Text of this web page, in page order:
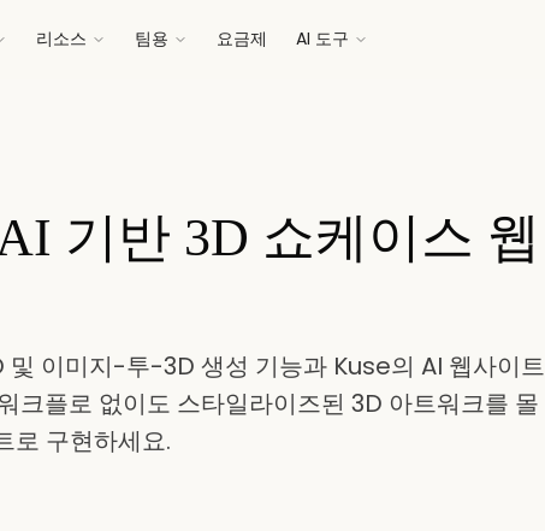
리소스 팀용 요금제 AI 도구
기반 3D 쇼케이스 웹
이미지-투-3D 생성 기능과 Kuse의 AI 웹사이트
크플로 없이도 스타일라이즈된 3D 아트워크를 몰
로 구현하세요.